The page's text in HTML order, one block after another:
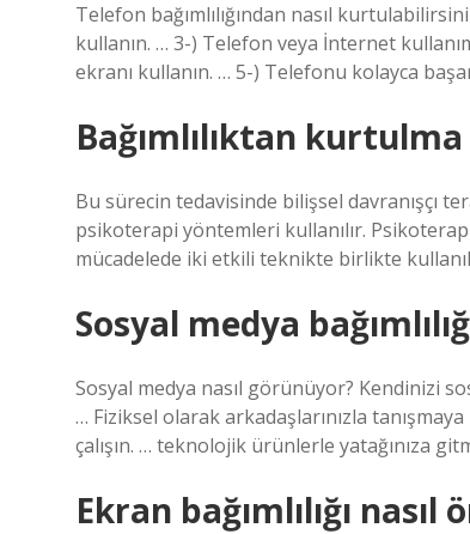
Telefon bağımlılığından nasıl
kullanın. … 3-) Telefon veya İnternet
ekranı kullanın. … 5-) Telefonu kolayca
Bağımlılıktan
Bu sürecin tedavisinde bilişsel davranışçı
psikoterapi yöntemleri kullanılır.
mücadelede iki etkili teknikte birlikte
Sosyal medya
Sosyal medya nasıl görünüyor? Kendinizi
… Fiziksel olarak arkadaşlarınızla
çalışın. … teknolojik ürünlerle yatağınıza
Ekran bağımlılığı nasıl